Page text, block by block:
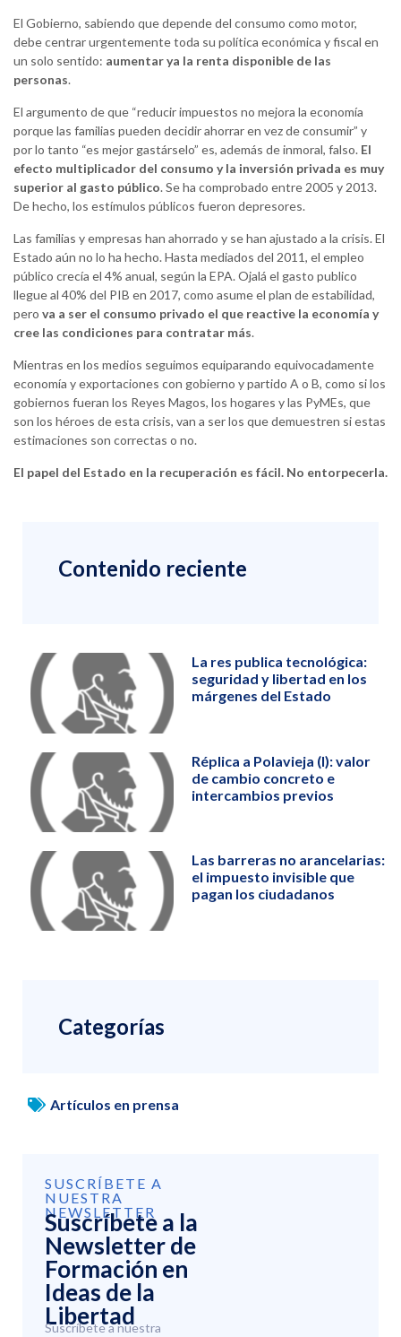
El Gobierno, sabiendo que depende del consumo como motor,
debe centrar urgentemente toda su política económica y fiscal en
un solo sentido: aumentar ya la renta disponible de las
personas.
El argumento de que “reducir impuestos no mejora la economía
porque las familias pueden decidir ahorrar en vez de consumir” y
por lo tanto “es mejor gastárselo” es, además de inmoral, falso. El
efecto multiplicador del consumo y la inversión privada es muy
superior al gasto público. Se ha comprobado entre 2005 y 2013.
De hecho, los estímulos públicos fueron depresores.
Las familias y empresas han ahorrado y se han ajustado a la crisis. El
Estado aún no lo ha hecho. Hasta mediados del 2011, el empleo
público crecía el 4% anual, según la EPA. Ojalá el gasto publico
llegue al 40% del PIB en 2017, como asume el plan de estabilidad,
pero va a ser el consumo privado el que reactive la economía y
cree las condiciones para contratar más.
Mientras en los medios seguimos equiparando equivocadamente
economía y exportaciones con gobierno y partido A o B, como si los
gobiernos fueran los Reyes Magos, los hogares y las PyMEs, que
son los héroes de esta crisis, van a ser los que demuestren si estas
estimaciones son correctas o no.
El papel del Estado en la recuperación es fácil. No entorpecerla.
Contenido reciente
La res publica tecnológica:
seguridad y libertad en los
márgenes del Estado
Réplica a Polavieja (I): valor
de cambio concreto e
intercambios previos
Las barreras no arancelarias:
el impuesto invisible que
pagan los ciudadanos
Categorías
Artículos en prensa
SUSCRÍBETE A
NUESTRA
NEWSLETTER
Suscríbete a la
Newsletter de
Formación en
Ideas de la
Libertad
Suscríbete a nuestra